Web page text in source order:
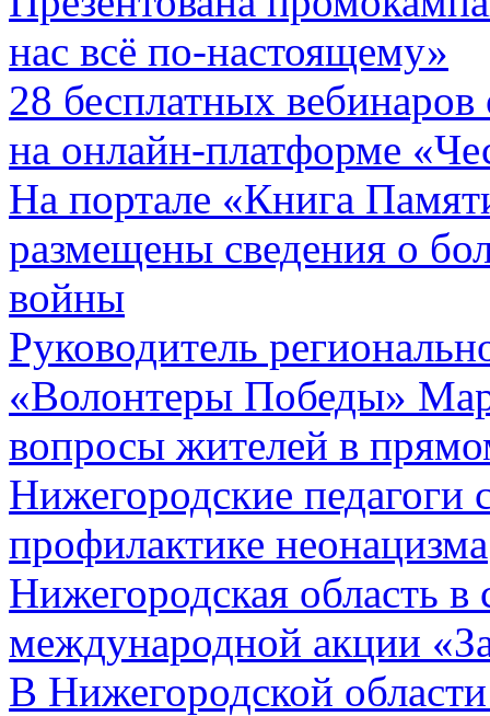
нас всё по-настоящему»
28 бесплатных
на онлайн-платформе
На портале «Книга
размещены сведения о
войны
Руководитель
«Волонтеры Победы»
вопросы жителей в
Нижегородские педагоги
профилактике неонацизма
Нижегородская область в
международной акции
В Нижегородской